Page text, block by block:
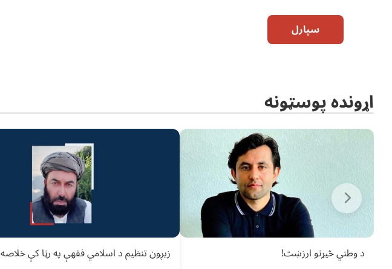
سپارل
اړونده پوسټونه
د وطني څیړنو ارزښت! زیږون تنظیم د اسلامي فقهې په رڼا کې خلاصه